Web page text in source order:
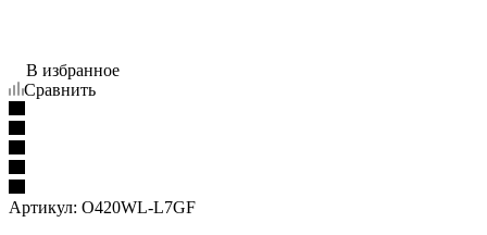
В избранное
Сравнить
Артикул: O420WL-L7GF